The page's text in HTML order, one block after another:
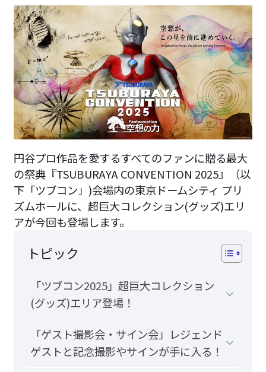
円谷プロ作品を愛するすべてのファンに贈る最大
の祭典『TSUBURAYA CONVENTION 2025』（以
下「ツブコン」)会場内の東京ドームシティ プリ
ズムホールに、超巨大コレクション(グッズ)エリ
アが今回も登場します。
トピック
「ツブコン2025」超巨大コレクション
(グッズ)エリア登場！
「ゲスト撮影会・サイン会」レジェンド
ゲストと記念撮影やサインが手に入る！